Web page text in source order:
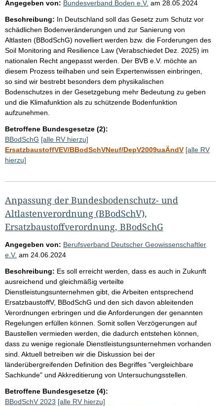
Angegeben von: Bundesverband Boden e.V. am 28.05.2024
Beschreibung: In Deutschland soll das Gesetz zum Schutz vor
schädlichen Bodenveränderungen und zur Sanierung von
Altlasten (BBodSchG) novelliert werden bzw. die Forderungen des
Soil Monitoring and Resilience Law (Verabschiedet Dez. 2025) im
nationalen Recht angepasst werden. Der BVB e.V. möchte an
diesem Prozess teilhaben und sein Expertenwissen einbringen,
so sind wir bestrebt besonders dem physikalischen
Bodenschutzes in der Gesetzgebung mehr Bedeutung zu geben
und die Klimafunktion als zu schützende Bodenfunktion
aufzunehmen.
Betroffene Bundesgesetze (2):
BBodSchG [alle RV hierzu]
ErsatzbaustoffVEV/BBodSchVNeuf/DepV2009uaÄndV [alle RV
hierzu]
Anpassung der Bundesbodenschutz- und
Altlastenverordnung (BBodSchV),
Ersatzbaustoffverordnung, BBodSchG
Angegeben von: Berufsverband Deutscher Geowissenschaftler
e.V. am 24.06.2024
Beschreibung: Es soll erreicht werden, dass es auch in Zukunft
ausreichend und gleichmäßig verteilte
Dienstleistungsunternehmen gibt, die Arbeiten entsprechend
ErsatzbaustoffV, BBodSchG und den sich davon ableitenden
Verordnungen erbringen und die Anforderungen der genannten
Regelungen erfüllen können. Somit sollen Verzögerungen auf
Baustellen vermieden werden, die dadurch entstehen können,
dass zu wenige regionale Dienstleistungsunternehmen vorhanden
sind. Aktuell betreiben wir die Diskussion bei der
länderübergreifenden Definition des Begriffes "vergleichbare
Sachkunde" und Akkreditierung von Untersuchungsstellen.
Betroffene Bundesgesetze (4):
BBodSchV 2023 [alle RV hierzu]